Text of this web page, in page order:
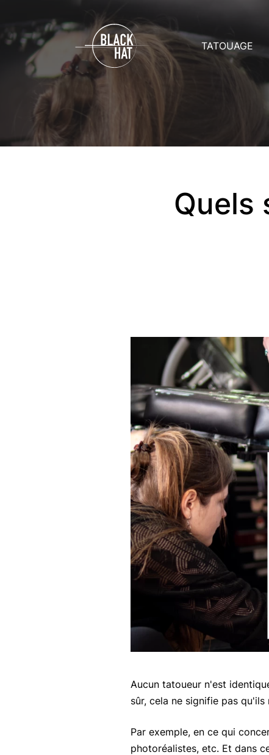
TATOUAGE
Quels
Aucun tatoueur n'est
sûr, cela ne signifie pas
Par exemple, en ce qui
photoréalistes, etc. Et dans